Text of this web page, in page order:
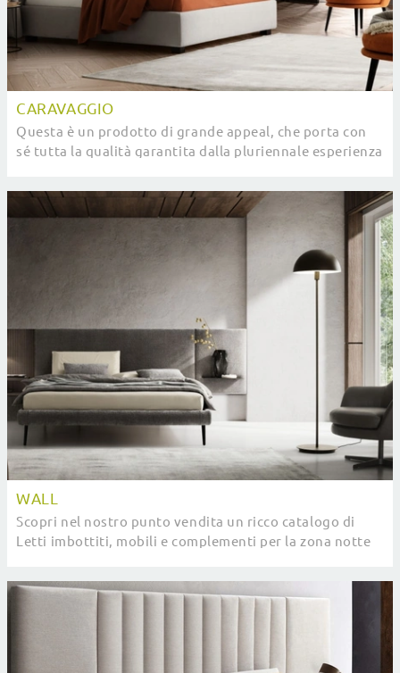
CARAVAGGIO
Questa è un prodotto di grande appeal, che porta con
sé tutta la qualità garantita dalla pluriennale esperienza
WALL
Scopri nel nostro punto vendita un ricco catalogo di
Letti imbottiti, mobili e complementi per la zona notte